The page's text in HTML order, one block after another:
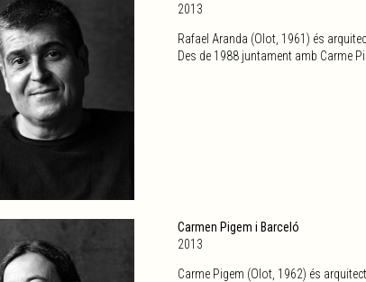
2013
Rafael Aranda (Olot, 1961) és
Des de 1988 juntament amb Carme
Carmen Pigem i Barceló
2013
Carme Pigem (Olot, 1962) és